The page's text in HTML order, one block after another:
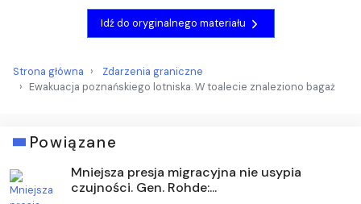
Idź do oryginalnego materiału
Strona główna
Zdarzenia graniczne
Ewakuacja poznańskiego lotniska. W toalecie znaleziono bagaż
Powiązane
Mniejsza presja migracyjna nie usypia
czujności. Gen. Rohde:...